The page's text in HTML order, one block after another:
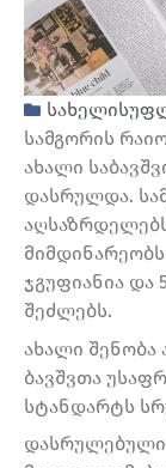
სამგორის
ახალი
დასრულდა.
მიმდინარეობს
ჯგუფიანია და
შეძლებს.
ახალი შენობა
ბავშვთა
სტანდარტს